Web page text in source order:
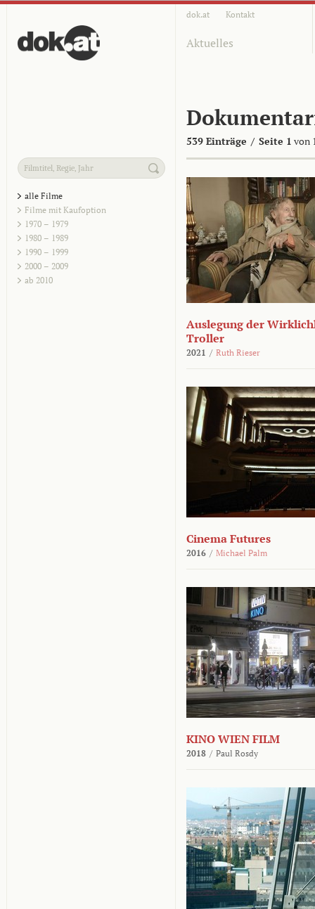
dok.at Kontakt
Aktuelles
539 Einträge / Seite 1 von
alle Filme
Filme mit Kaufoption
1970 – 1979
1980 – 1989
1990 – 1999
2000 – 2009
ab 2010
Auslegung der
Troller
2021 / Ruth Rieser
Cinema Futures
2016 / Michael Palm
KINO WIEN FILM
2018 / Paul Rosdy